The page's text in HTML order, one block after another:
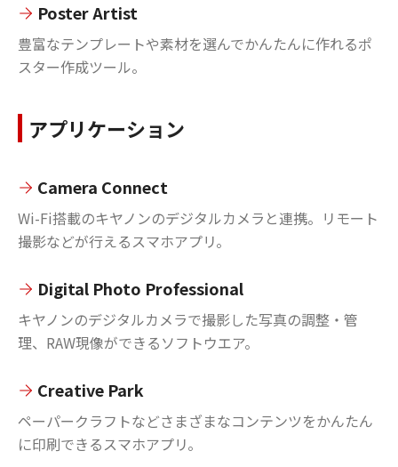
Poster Artist
豊富なテンプレートや素材を選んでかんたんに作れるポ
スター作成ツール。
アプリケーション
Camera Connect
Wi-Fi搭載のキヤノンのデジタルカメラと連携。リモート
撮影などが行えるスマホアプリ。
Digital Photo Professional
キヤノンのデジタルカメラで撮影した写真の調整・管
理、RAW現像ができるソフトウエア。
Creative Park
ペーパークラフトなどさまざまなコンテンツをかんたん
に印刷できるスマホアプリ。